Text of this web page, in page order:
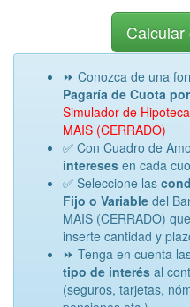
⏩ Conozca de una
Pagaría de Cuota
Simulador de
MAIS (CERRADO)
✅ Con Cuadro de
intereses en cada
✅ Seleccione las
Fijo o Variable del
MAIS (CERRADO)
inserte cantidad y
⏩ Tenga en cuenta
tipo de interés al
(seguros, tarjetas,